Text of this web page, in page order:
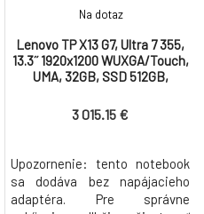
Lenovo TP X13 G7, Ultra 7 355,
13.3˝ 1920x1200 WUXGA/Touch,
UMA, 32GB, SSD 512GB,
Na dotaz
3 015.15 €
Upozornenie: tento notebook
sa dodáva bez napájacieho
adaptéra. Pre správne